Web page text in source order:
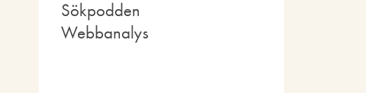
Sökpodden
Webbanalys